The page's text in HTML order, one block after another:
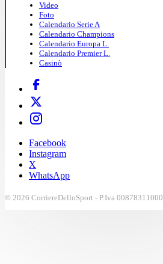
Video
Foto
Calendario Serie A
Calendario Champions
Calendario Europa L.
Calendario Premier L.
Casinò
Facebook
Instagram
X
WhatsApp
© 2026 CorriereDelloSport - P.Iva 00878311000